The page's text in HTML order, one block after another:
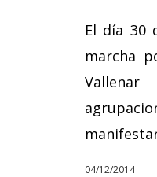
El día 30
marcha
04/12/2014